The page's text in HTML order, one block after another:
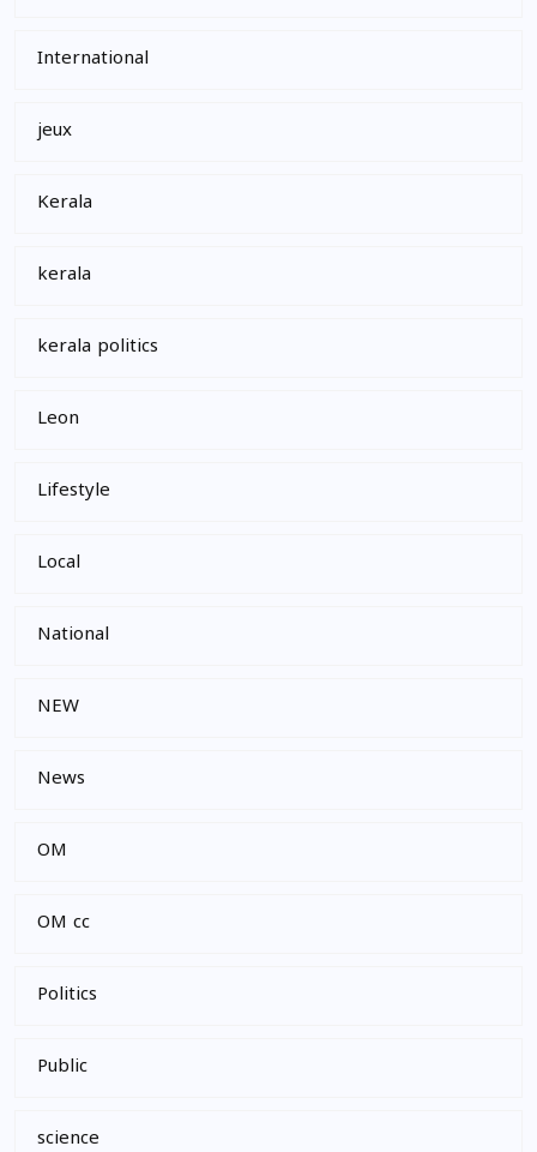
International
jeux
Kerala
kerala
kerala politics
Leon
Lifestyle
Local
National
NEW
News
OM
OM cc
Politics
Public
science